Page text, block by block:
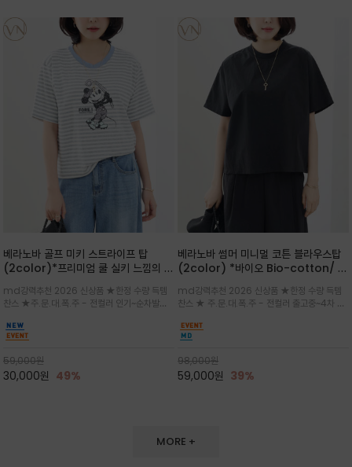
베라노바 골프 미키 스트라이프 탑
(2color)*프리미엄 쿨 실키 느낌의 폴
내 ★골프 미키티 포함 구매및 20만원
넘는 구매고객님께는 타이틀리스트 베라
노바 골프공 2피스 3구 증정(소진시 마
감)★
md강력추천 2026 신상품 ★한정 수량 득템
찬스 ★주.문.대.폭.주 - 전컬러 인기~순차발송
이프가 산뜻한 컬러감을 연출/안정감 있는 라운
드 넥라인과 여유있는 스탠다드 핏으로 여름내내
이쁘게 입으세요 ^^
59,000원
30,000원 49%
베라노바 썸머 미니멀 코튼 블라우스탑
(2color) *바이오 Bio-cotton/ 시
럼 편안하지만 블라우스처럼 단정한 무
드가 느껴지는 코튼 블라우스 탑
md강력추천 2026 신상품 ★한정 수량 득템
찬스 ★ 주.문.대.폭.주 - 전컬러 출고중~4차 리
볍게 퍼지는 박시한 실루엣과 크롭 기장이 하체
를 길어 보이게 해주며 와이드 팬츠와 셋업
98,000원
59,000원 39%
MORE +